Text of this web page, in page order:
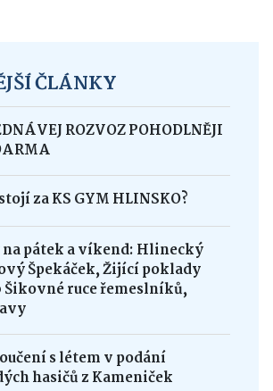
ČLÁNKY
ROZVOZ POHODLNĚJI
za KS GYM HLINSKO?
pátek a víkend: Hlinecký
Špekáček, Žijící poklady
Šikovné ruce řemeslníků,
s létem v podání
hasičů z Kameniček